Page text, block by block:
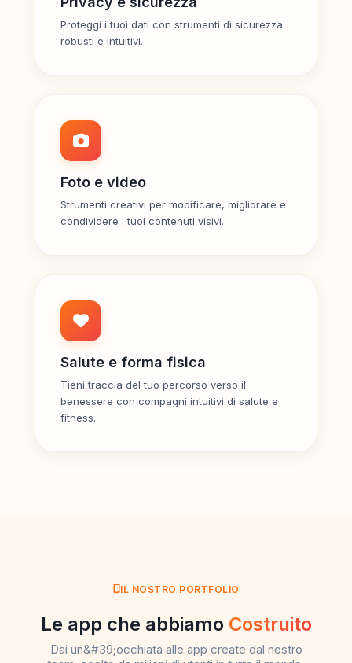
Proteggi i tuoi dati con strumenti di sicurezza
robusti e intuitivi.
Foto e video
Strumenti creativi per modificare, migliorare e
condividere i tuoi contenuti visivi.
Salute e forma fisica
Tieni traccia del tuo percorso verso il
benessere con compagni intuitivi di salute e
fitness.
IL NOSTRO PORTFOLIO
Le app che abbiamo Costruito
Dai un&#39;occhiata alle app create dal nostro